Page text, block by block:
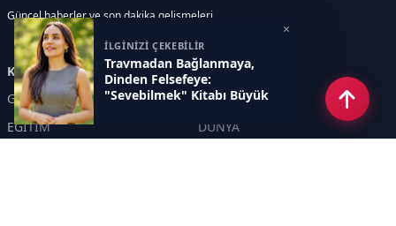
İLGİNİZİ ÇEKEBİLİR
Travmadan Bağlanmaya,
Dinden Felsefeye:
"Sevebilmek" Kitabı Büyük
×
Güncel haberler ve son dakika gelişmeleri
Kategoriler
GÜNDEM
EKONOMİ
EĞİTİM
DÜNYA